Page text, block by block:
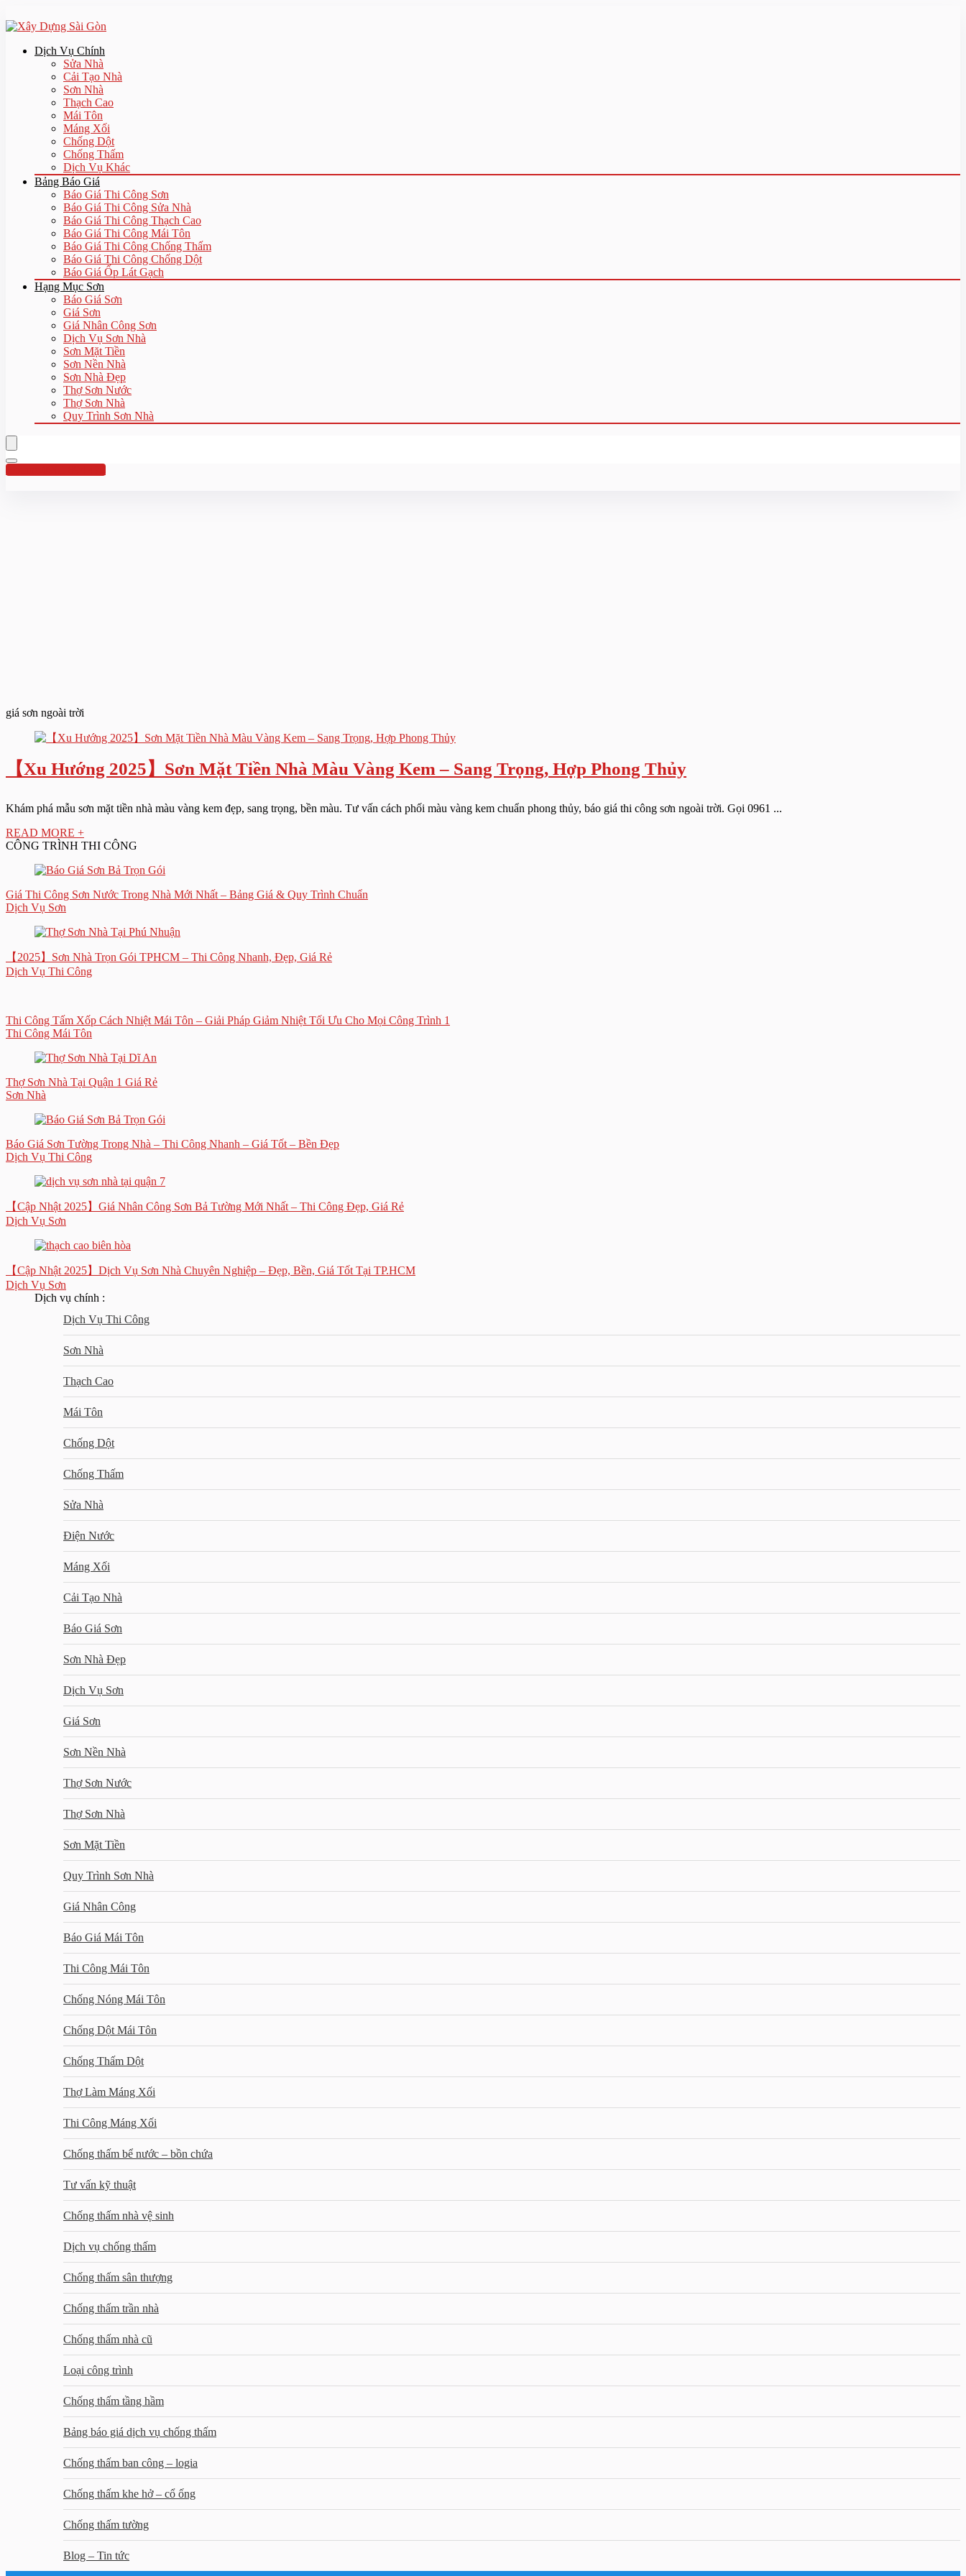
Dịch Vụ Chính
Sửa Nhà
Cải Tạo Nhà
Sơn Nhà
Thạch Cao
Mái Tôn
Máng Xối
Chống Dột
Chống Thấm
Dịch Vụ Khác
Bảng Báo Giá
Báo Giá Thi Công Sơn
Báo Giá Thi Công Sửa Nhà
Báo Giá Thi Công Thạch Cao
Báo Giá Thi Công Mái Tôn
Báo Giá Thi Công Chống Thấm
Báo Giá Thi Công Chống Dột
Báo Giá Ốp Lát Gạch
Hạng Mục Sơn
Báo Giá Sơn
Giá Sơn
Giá Nhân Công Sơn
Dịch Vụ Sơn Nhà
Sơn Mặt Tiền
Sơn Nền Nhà
Sơn Nhà Đẹp
Thợ Sơn Nước
Thợ Sơn Nhà
Quy Trình Sơn Nhà
Hotline:0961 894 472
giá sơn ngoài trời
【Xu Hướng 2025】Sơn Mặt Tiền Nhà Màu Vàng Kem – Sang Trọng, Hợp Phong Thủy
Khám phá mẫu sơn mặt tiền nhà màu vàng kem đẹp, sang trọng, bền màu. Tư vấn cách phối màu vàng kem chuẩn phong thủy, báo giá thi công sơn ngoài trời. Gọi 0961 ...
READ MORE +
CÔNG TRÌNH THI CÔNG
Giá Thi Công Sơn Nước Trong Nhà Mới Nhất – Bảng Giá & Quy Trình Chuẩn
Dịch Vụ Sơn
【2025】Sơn Nhà Trọn Gói TPHCM – Thi Công Nhanh, Đẹp, Giá Rẻ
Dịch Vụ Thi Công
Thi Công Tấm Xốp Cách Nhiệt Mái Tôn – Giải Pháp Giảm Nhiệt Tối Ưu Cho Mọi Công Trình 1
Thi Công Mái Tôn
Thợ Sơn Nhà Tại Quận 1 Giá Rẻ
Sơn Nhà
Báo Giá Sơn Tường Trong Nhà – Thi Công Nhanh – Giá Tốt – Bền Đẹp
Dịch Vụ Thi Công
【Cập Nhật 2025】Giá Nhân Công Sơn Bả Tường Mới Nhất – Thi Công Đẹp, Giá Rẻ
Dịch Vụ Sơn
【Cập Nhật 2025】Dịch Vụ Sơn Nhà Chuyên Nghiệp – Đẹp, Bền, Giá Tốt Tại TP.HCM
Dịch Vụ Sơn
Dịch vụ chính :
Dịch Vụ Thi Công
Sơn Nhà
Thạch Cao
Mái Tôn
Chống Dột
Chống Thấm
Sửa Nhà
Điện Nước
Máng Xối
Cải Tạo Nhà
Báo Giá Sơn
Sơn Nhà Đẹp
Dịch Vụ Sơn
Giá Sơn
Sơn Nền Nhà
Thợ Sơn Nước
Thợ Sơn Nhà
Sơn Mặt Tiền
Quy Trình Sơn Nhà
Giá Nhân Công
Báo Giá Mái Tôn
Thi Công Mái Tôn
Chống Nóng Mái Tôn
Chống Dột Mái Tôn
Chống Thấm Dột
Thợ Làm Máng Xối
Thi Công Máng Xối
Chống thấm bể nước – bồn chứa
Tư vấn kỹ thuật
Chống thấm nhà vệ sinh
Dịch vụ chống thấm
Chống thấm sân thượng
Chống thấm trần nhà
Chống thấm nhà cũ
Loại công trình
Chống thấm tầng hầm
Bảng báo giá dịch vụ chống thấm
Chống thấm ban công – logia
Chống thấm khe hở – cổ ống
Chống thấm tường
Blog – Tin tức